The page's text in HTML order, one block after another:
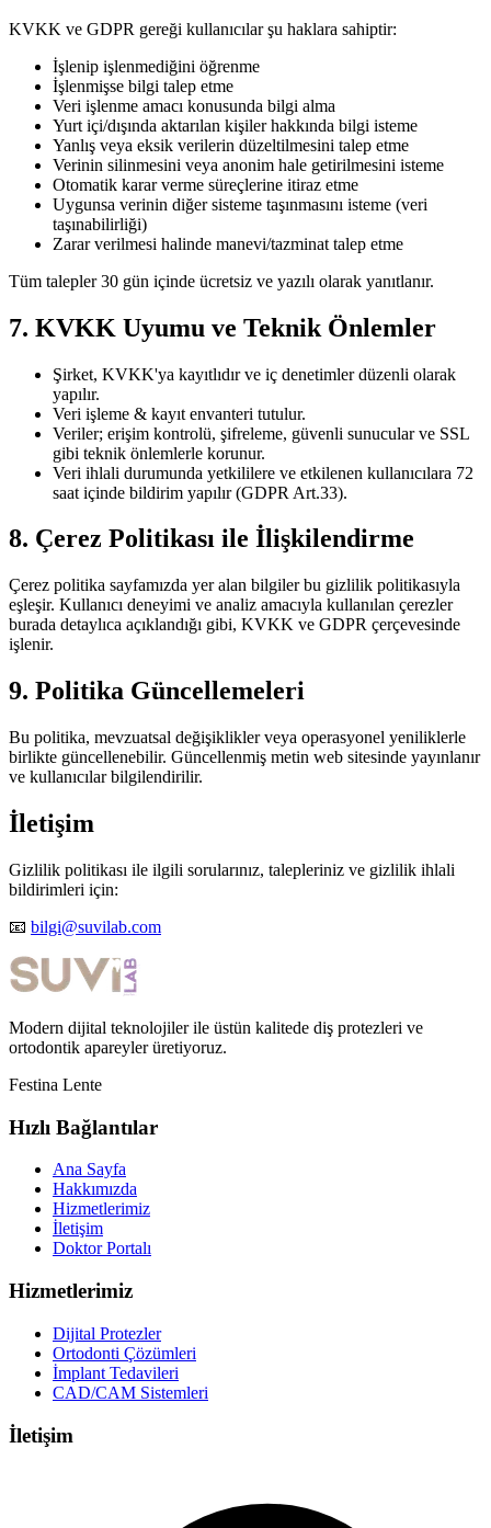
KVKK ve GDPR gereği kullanıcılar şu haklara sahiptir:
İşlenip işlenmediğini öğrenme
İşlenmişse bilgi talep etme
Veri işlenme amacı konusunda bilgi alma
Yurt içi/dışında aktarılan kişiler hakkında bilgi isteme
Yanlış veya eksik verilerin düzeltilmesini talep etme
Verinin silinmesini veya anonim hale getirilmesini isteme
Otomatik karar verme süreçlerine itiraz etme
Uygunsa verinin diğer sisteme taşınmasını isteme (veri
taşınabilirliği)
Zarar verilmesi halinde manevi/tazminat talep etme
Tüm talepler 30 gün içinde ücretsiz ve yazılı olarak yanıtlanır.
7. KVKK Uyumu ve Teknik Önlemler
Şirket, KVKK'ya kayıtlıdır ve iç denetimler düzenli olarak
yapılır.
Veri işleme & kayıt envanteri tutulur.
Veriler; erişim kontrolü, şifreleme, güvenli sunucular ve SSL
gibi teknik önlemlerle korunur.
Veri ihlali durumunda yetkililere ve etkilenen kullanıcılara 72
saat içinde bildirim yapılır (GDPR Art.33).
8. Çerez Politikası ile İlişkilendirme
Çerez politika sayfamızda yer alan bilgiler bu gizlilik politikasıyla
eşleşir. Kullanıcı deneyimi ve analiz amacıyla kullanılan çerezler
burada detaylıca açıklandığı gibi, KVKK ve GDPR çerçevesinde
işlenir.
9. Politika Güncellemeleri
Bu politika, mevzuatsal değişiklikler veya operasyonel yeniliklerle
birlikte güncellenebilir. Güncellenmiş metin web sitesinde yayınlanır
ve kullanıcılar bilgilendirilir.
İletişim
Gizlilik politikası ile ilgili sorularınız, talepleriniz ve gizlilik ihlali
bildirimleri için:
📧 bilgi@suvilab.com
Modern dijital teknolojiler ile üstün kalitede diş protezleri ve
ortodontik apareyler üretiyoruz.
Festina Lente
Hızlı Bağlantılar
Ana Sayfa
Hakkımızda
Hizmetlerimiz
İletişim
Doktor Portalı
Hizmetlerimiz
Dijital Protezler
Ortodonti Çözümleri
İmplant Tedavileri
CAD/CAM Sistemleri
İletişim